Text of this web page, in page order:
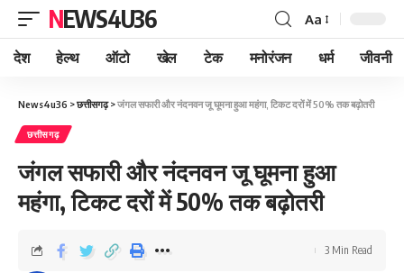
NEWS4U36 Aa
देश हेल्थ ऑटो खेल टेक मनोरंजन धर्म जीवनी
News4u36 >छत्तीसगढ़>जंगल सफारी और नंदनवन जू घूमना हुआ महंगा, टिकट दरों में 50% तक बढ़ोतरी
छत्तीसगढ़
जंगल सफारी और नंदनवन जू घूमना हुआ
महंगा, टिकट दरों में 50% तक बढ़ोतरी
3 Min Read